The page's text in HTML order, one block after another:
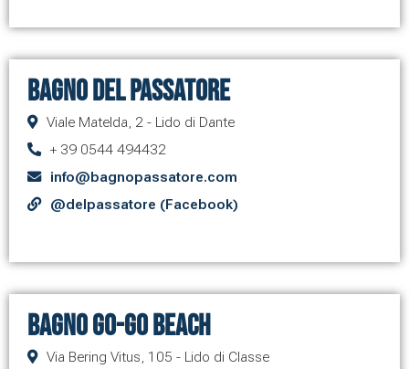
Bagno Del Passatore
Viale Matelda, 2 - Lido di Dante
+ 39 0544 494432
info@bagnopassatore.com
@delpassatore (Facebook)
Bagno Go-Go Beach
Via Bering Vitus, 105 - Lido di Classe